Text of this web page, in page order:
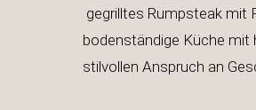
gegrilltes Rumpsteak mit
bodenständige Küche mit
stilvollen Anspruch an